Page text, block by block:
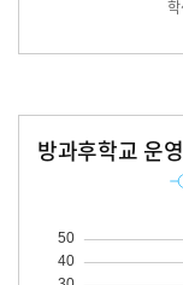
방과후학교 운